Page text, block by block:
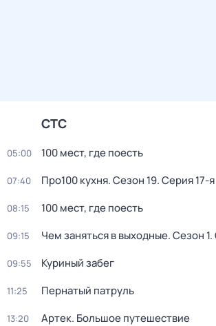
СТС
05:00 100 мест, где поесть
07:40 Про100 кухня. Сезон 19. Серия 17-я
08:15 100 мест, где поесть
09:15 Чем заняться в выходные. Сезон 1.
09:55 Куриный зaбeг
11:25 Пернатый патруль
13:20 Артек. Большое путешествие